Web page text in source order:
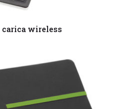
carica wireless